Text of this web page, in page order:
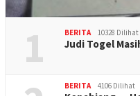
1 BERITA 10328 Dilihat
Judi Togel
BERITA 4106 Dilihat